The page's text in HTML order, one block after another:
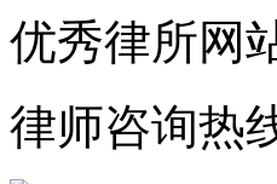
优秀律所网
律师咨询热